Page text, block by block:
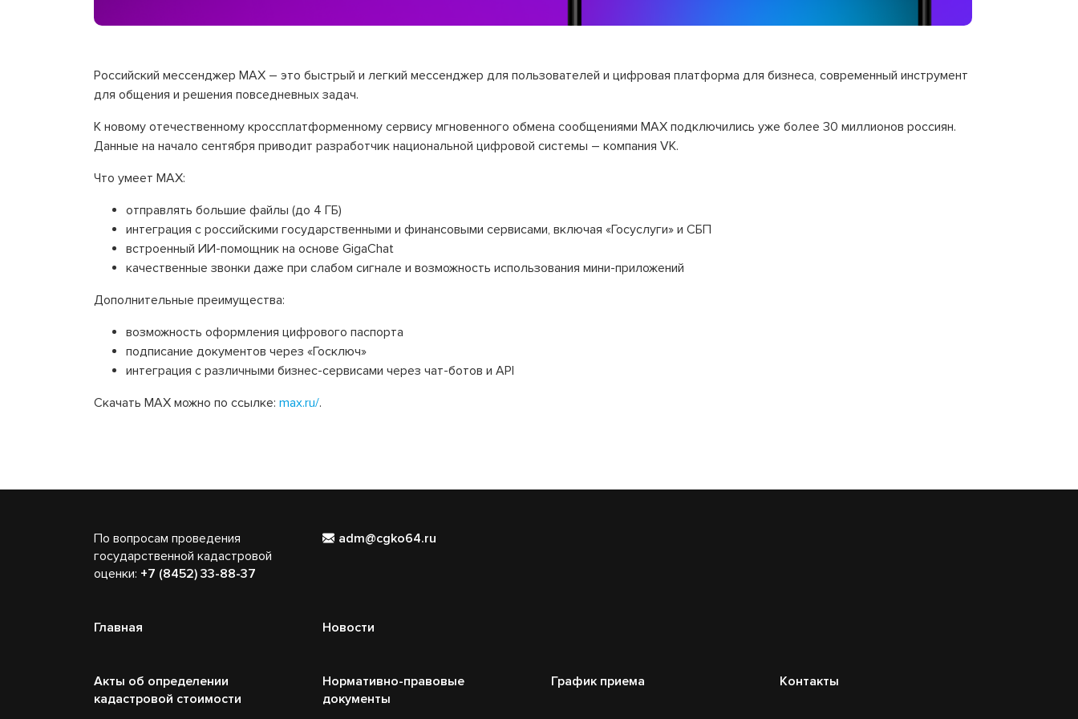
Российский мессенджер MAX – это быстрый и легкий мессенджер для пользователей и цифровая платформа для бизнеса, современный инструмент
для общения и решения повседневных задач.
К новому отечественному кроссплатформенному сервису мгновенного обмена сообщениями MAX подключились уже более 30 миллионов россиян.
Данные на начало сентября приводит разработчик национальной цифровой системы – компания VK.
Что умеет MAX:
отправлять большие файлы (до 4 ГБ)
интеграция с российскими государственными и финансовыми сервисами, включая «Госуслуги» и СБП
встроенный ИИ-помощник на основе GigaChat
качественные звонки даже при слабом сигнале и возможность использования мини-приложений
Дополнительные преимущества:
возможность оформления цифрового паспорта
подписание документов через «Госключ»
интеграция с различными бизнес-сервисами через чат-ботов и API
Скачать MAX можно по ссылке: max.ru/.
По вопросам проведения
государственной кадастровой
оценки: +7 (8452) 33-88-37
adm@cgko64.ru
Главная Новости
Акты об определении
кадастровой стоимости
Нормативно-правовые
документы
График приема Контакты